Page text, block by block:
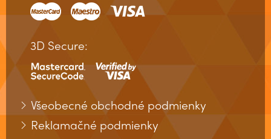
3D Secure:
Všeobecné obchodné podmienky
Reklamačné podmienky